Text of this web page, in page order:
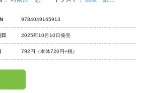
9784049165913
2025年10月10日発売
792円 （本体720円+税）